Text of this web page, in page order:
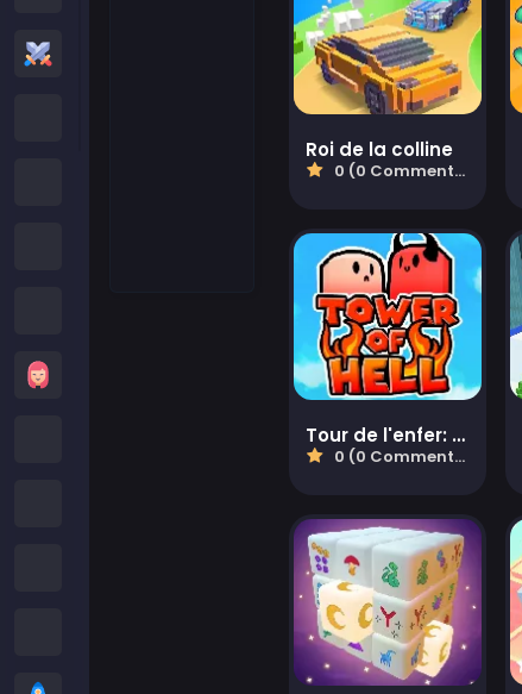
Roi de la colline
0 (0 Commentaires)
Tour de l'enfer: Obby Blox
0 (0 Commentaires)